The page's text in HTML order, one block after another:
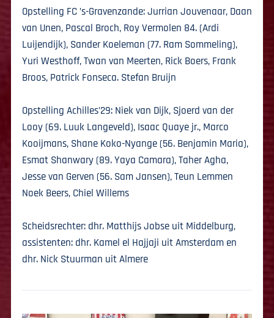
Opstelling FC ’s-Gravenzande: Jurrian Jouvenaar, Daan
van Unen, Pascal Broch, Roy Vermolen 84. (Ardi
Luijendijk), Sander Koeleman (77. Ram Sommeling),
Yuri Westhoff, Twan van Meerten, Rick Boers, Frank
Broos, Patrick Fonseca. Stefan Bruijn
Opstelling Achilles’29: Niek van Dijk, Sjoerd van der
Looy (69. Luuk Langeveld), Isaac Quaye jr., Marco
Kooijmans, Shane Koko-Nyange (56. Benjamin Maria),
Esmat Shanwary (89. Yaya Camara), Taher Agha,
Jesse van Gerven (56. Sam Jansen), Teun Lemmen
Noek Beers, Chiel Willems
Scheidsrechter: dhr. Matthijs Jobse uit Middelburg,
assistenten: dhr. Kamel el Hajjaji uit Amsterdam en
dhr. Nick Stuurman uit Almere